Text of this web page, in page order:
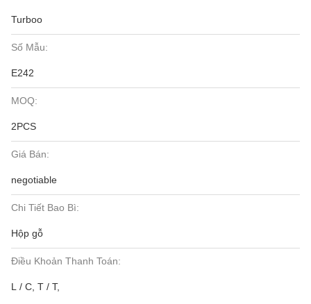
Turboo
Số Mẫu:
E242
MOQ:
2PCS
Giá Bán:
negotiable
Chi Tiết Bao Bì:
Hộp gỗ
Điều Khoản Thanh Toán:
L / C, T / T,